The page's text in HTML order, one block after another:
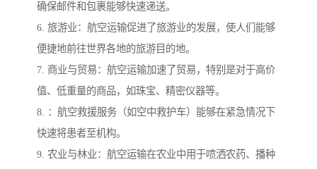
确保邮件和包裹能够快速递送。
6. 旅游业：航空运输促进了旅游业的发展，使人们能够
便捷地前往世界各地的旅游目的地。
7. 商业与贸易：航空运输加速了贸易，特别是对于高价
值、低重量的商品，如珠宝、精密仪器等。
8. ：航空救援服务（如空中救护车）能够在紧急情况下
快速将患者至机构。
9. 农业与林业：航空运输在农业中用于喷洒农药、播种